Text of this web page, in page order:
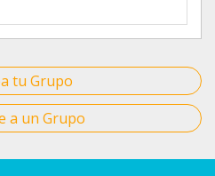
tu Grupo
a un Grupo